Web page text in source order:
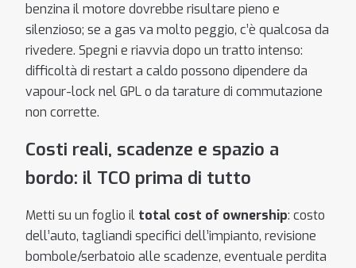
benzina il motore dovrebbe risultare pieno e
silenzioso; se a gas va molto peggio, c’è qualcosa da
rivedere. Spegni e riavvia dopo un tratto intenso:
difficoltà di restart a caldo possono dipendere da
vapour-lock nel GPL o da tarature di commutazione
non corrette.
Costi reali, scadenze e spazio a
bordo: il TCO prima di tutto
Metti su un foglio il total cost of ownership: costo
dell’auto, tagliandi specifici dell’impianto, revisione
bombole/serbatoio alle scadenze, eventuale perdita